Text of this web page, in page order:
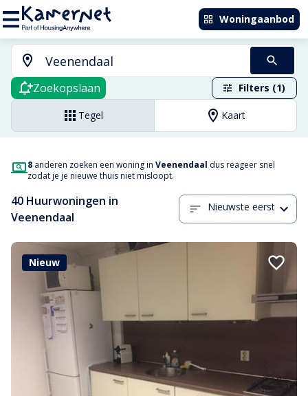
Woningaanbod
Zoekopslaan Filters (1)
Tegel Kaart
8 anderen zoeken een woning in Veenendaal dus reageer snel
zodat je je nieuwe thuis niet misloopt.
40 Huurwoningen in
Veenendaal
Nieuwste eerst
Nieuw